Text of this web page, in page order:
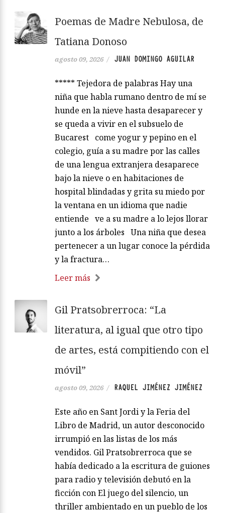
Poemas de Madre Nebulosa, de
Tatiana Donoso
agosto 09, 2026 / JUAN DOMINGO AGUILAR
***** Tejedora de palabras Hay una
niña que habla rumano dentro de mí se
hunde en la nieve hasta desaparecer y
se queda a vivir en el subsuelo de
Bucarest come yogur y pepino en el
colegio, guía a su madre por las calles
de una lengua extranjera desaparece
bajo la nieve o en habitaciones de
hospital blindadas y grita su miedo por
la ventana en un idioma que nadie
entiende ve a su madre a lo lejos llorar
junto a los árboles Una niña que desea
pertenecer a un lugar conoce la pérdida
y la fractura…
Leer más
Gil Pratsobrerroca: “La
literatura, al igual que otro tipo
de artes, está compitiendo con el
móvil”
agosto 09, 2026 / RAQUEL JIMÉNEZ JIMÉNEZ
Este año en Sant Jordi y la Feria del
Libro de Madrid, un autor desconocido
irrumpió en las listas de los más
vendidos. Gil Pratsobrerroca que se
había dedicado a la escritura de guiones
para radio y televisión debutó en la
ficción con El juego del silencio, un
thriller ambientado en un pueblo de los